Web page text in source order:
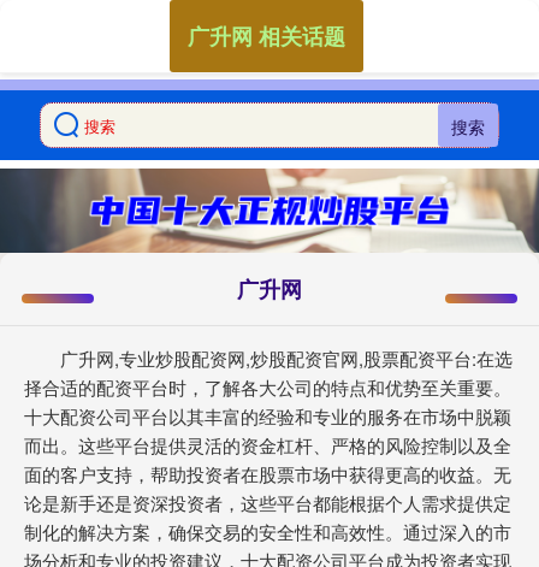
搜索
广升网
广升网,专业炒股配资网,炒股配资官网,股票配资平台:在选
择合适的配资平台时，了解各大公司的特点和优势至关重要。
十大配资公司平台以其丰富的经验和专业的服务在市场中脱颖
而出。这些平台提供灵活的资金杠杆、严格的风险控制以及全
面的客户支持，帮助投资者在股票市场中获得更高的收益。无
论是新手还是资深投资者，这些平台都能根据个人需求提供定
制化的解决方案，确保交易的安全性和高效性。通过深入的市
场分析和专业的投资建议，十大配资公司平台成为投资者实现
广升网 相关话题